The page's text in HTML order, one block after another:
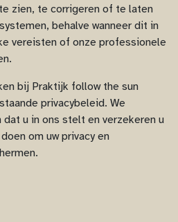
zien, te corrigeren of te laten
behalve wanneer dit in
vereisten of onze professionele
bij Praktijk follow the sun
privacybeleid. We
dat u in ons stelt en verzekeren u
om uw privacy en